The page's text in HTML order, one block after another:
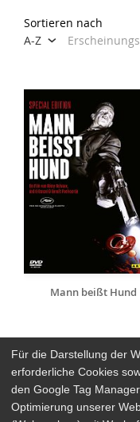
Sortieren nach
A-Z
Mann beißt Hund
Arthaus Stores
Für die Darstellung der
erforderliche Cookies
den Google Tag
Optimierung unserer